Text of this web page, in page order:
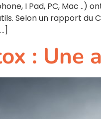
I Pad, PC, Mac ..)
Selon un rapport du
: Une